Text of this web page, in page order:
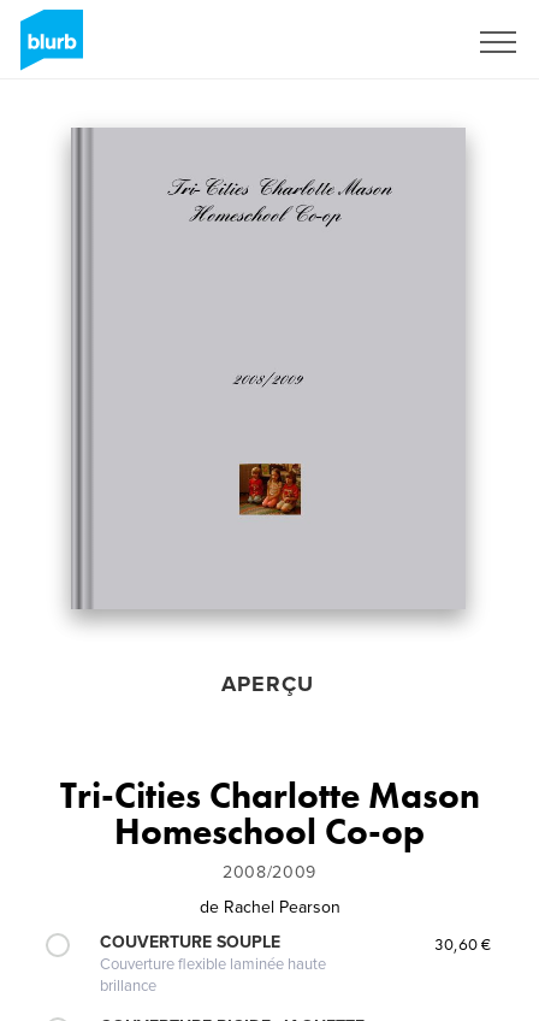
APERÇU
Tri-Cities Charlotte Mason
Homeschool Co-op
2008/2009
de Rachel Pearson
COUVERTURE SOUPLE
Couverture flexible laminée haute
brillance
30,60 €